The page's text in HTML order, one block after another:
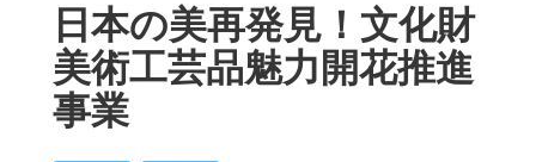
日本の美再発見！文化財
美術工芸品魅力開花推進
事業